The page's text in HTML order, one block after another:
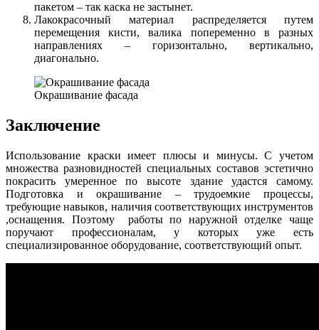
пакетом – так каска не застынет.
Лакокрасочный материал распределяется путем
перемещения кисти, валика попеременно в разных
направлениях – горизонтально, вертикально,
диагонально.
Окрашивание фасада
Заключение
Использование краски имеет плюсы и минусы. С учетом
множества разновидностей специальных составов эстетично
покрасить умеренное по высоте здание удастся самому.
Подготовка и окрашивание – трудоемкие процессы,
требующие навыков, наличия соответствующих инструментов
,оснащения. Поэтому работы по наружной отделке чаще
поручают профессионалам, у которых уже есть
специализированное оборудование, соответствующий опыт.